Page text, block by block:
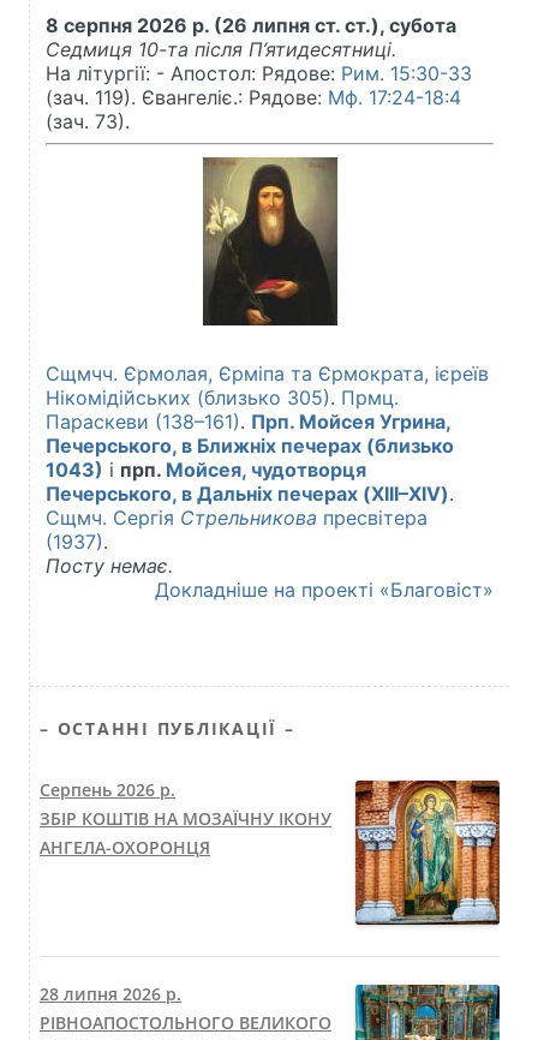
– ОСТАННІ ПУБЛІКАЦІЇ –
Серпень 2026 р.
ЗБІР КОШТІВ НА МОЗАЇЧНУ ІКОНУ
АНГЕЛА-ОХОРОНЦЯ
28 липня 2026 р.
РІВНОАПОСТОЛЬНОГО ВЕЛИКОГО